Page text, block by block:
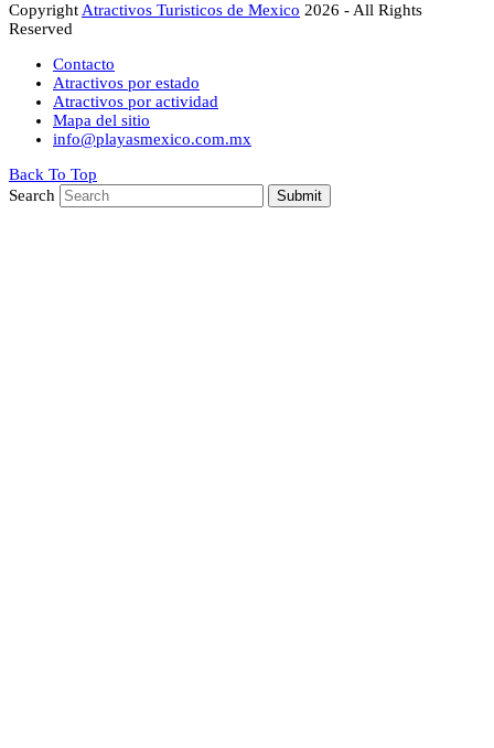
CopyrightAtractivos Turisticos de Mexico 2026 - All Rights
Reserved
Contacto
Atractivos por estado
Atractivos por actividad
Mapa del sitio
info@playasmexico.com.mx
Back To Top
Search
Submit